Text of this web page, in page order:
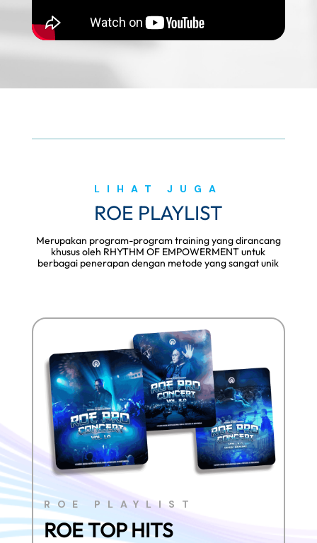
LIHAT JUGA
ROE PLAYLIST
Merupakan program-program training yang dirancang
khusus oleh RHYTHM OF EMPOWERMENT untuk
berbagai penerapan dengan metode yang sangat unik
ROE PLAYLIST
ROE TOP HITS